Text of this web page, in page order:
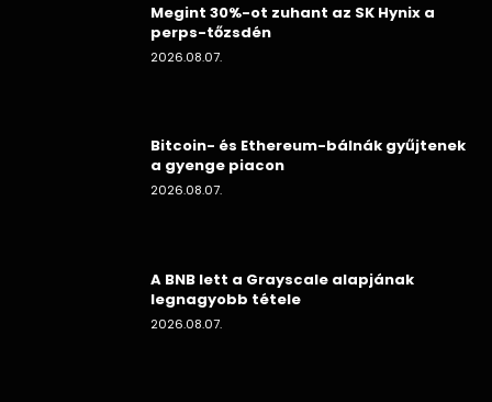
Megint 30%-ot zuhant az SK Hynix a
perps-tőzsdén
2026.08.07.
Bitcoin- és Ethereum-bálnák gyűjtenek
a gyenge piacon
2026.08.07.
A BNB lett a Grayscale alapjának
legnagyobb tétele
2026.08.07.